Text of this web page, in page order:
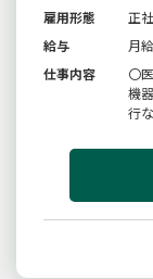
雇用形態
正
給与
月
仕事内容
〇
機
行
す
病